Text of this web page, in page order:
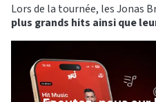
Lors de la tournée, les Jonas
plus grands hits ainsi que